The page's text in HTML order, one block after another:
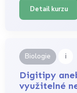
Detail kurzu
Biologie i
Digitipy
využitelné